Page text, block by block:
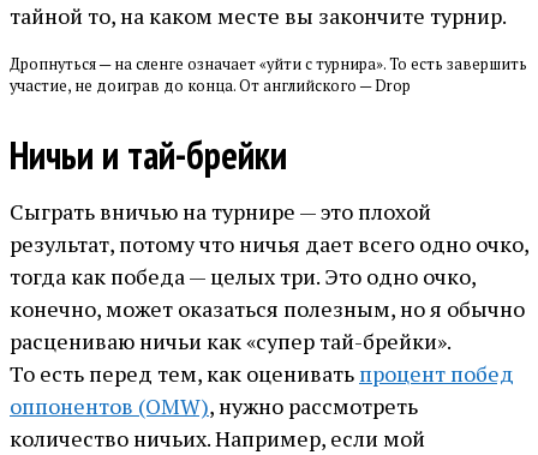
тайной то, на каком месте вы закончите турнир.
Дропнуться — на сленге означает «уйти с турнира». То есть завершить
участие, не доиграв до конца. От английского — Drop
Ничьи и тай-брейки
Сыграть вничью на турнире — это плохой
результат, потому что ничья дает всего одно очко,
тогда как победа — целых три. Это одно очко,
конечно, может оказаться полезным, но я обычно
расцениваю ничьи как «супер тай-брейки».
То есть перед тем, как оценивать процент побед
оппонентов (OMW), нужно рассмотреть
количество ничьих. Например, если мой